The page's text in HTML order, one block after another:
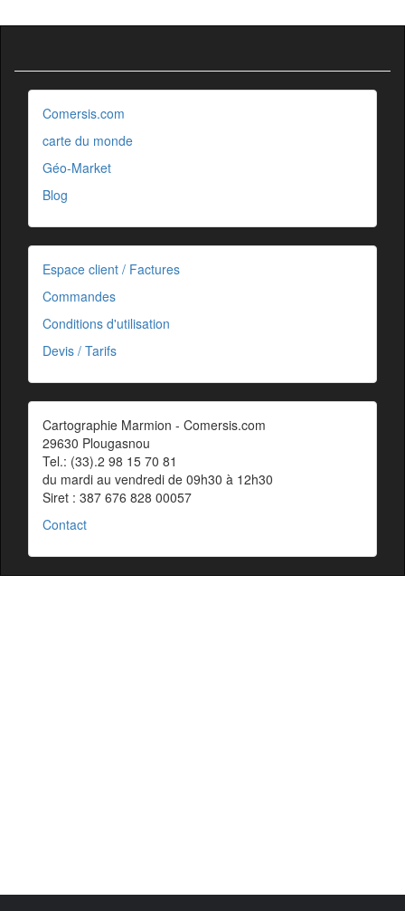
Comersis.com
carte du monde
Géo-Market
Blog
Espace client / Factures
Commandes
Conditions d'utilisation
Devis / Tarifs
Cartographie Marmion - Comersis.com
29630 Plougasnou
Tel.: (33).2 98 15 70 81
du mardi au vendredi de 09h30 à 12h30
Siret : 387 676 828 00057
Contact